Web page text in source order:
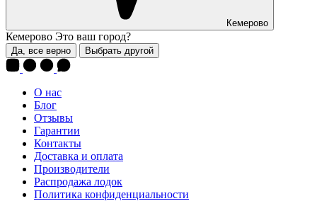
Кемерово
Кемерово Это ваш город?
Да, все верно Выбрать другой
О нас
Блог
Отзывы
Гарантии
Контакты
Доставка и оплата
Производители
Распродажа лодок
Политика конфиденциальности